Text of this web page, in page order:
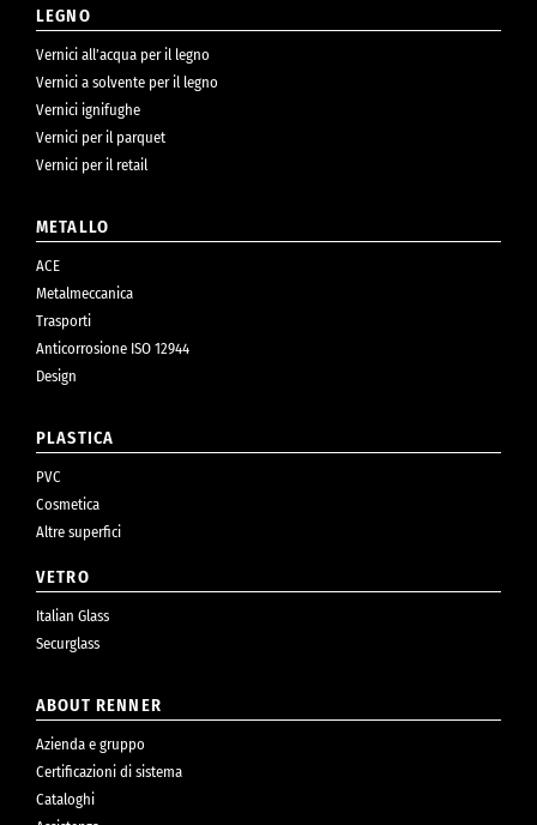
LEGNO
Vernici all’acqua per il legno
Vernici a solvente per il legno
Vernici ignifughe
Vernici per il parquet
Vernici per il retail
METALLO
ACE
Metalmeccanica
Trasporti
Anticorrosione ISO 12944
Design
PLASTICA
PVC
Cosmetica
Altre superfici
VETRO
Italian Glass
Securglass
ABOUT RENNER
Azienda e gruppo
Certificazioni di sistema
Cataloghi